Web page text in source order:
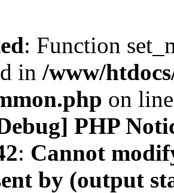
: Function
in /www/
on
PHP
: Cannot
by (output